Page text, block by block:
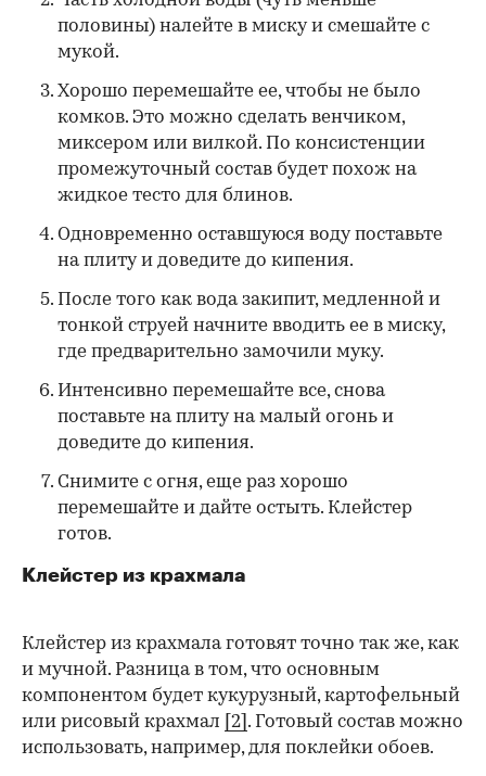
половины) налейте в миску и смешайте с
мукой.
Хорошо перемешайте ее, чтобы не было
комков. Это можно сделать венчиком,
миксером или вилкой. По консистенции
промежуточный состав будет похож на
жидкое тесто для блинов.
Одновременно оставшуюся воду поставьте
на плиту и доведите до кипения.
После того как вода закипит, медленной и
тонкой струей начните вводить ее в миску,
где предварительно замочили муку.
Интенсивно перемешайте все, снова
поставьте на плиту на малый огонь и
доведите до кипения.
Снимите с огня, еще раз хорошо
перемешайте и дайте остыть. Клейстер
готов.
Клейстер из крахмала
Клейстер из крахмала готовят точно так же, как
и мучной. Разница в том, что основным
компонентом будет кукурузный, картофельный
или рисовый крахмал
[2] . Готовый состав можно
использовать, например, для поклейки обоев.